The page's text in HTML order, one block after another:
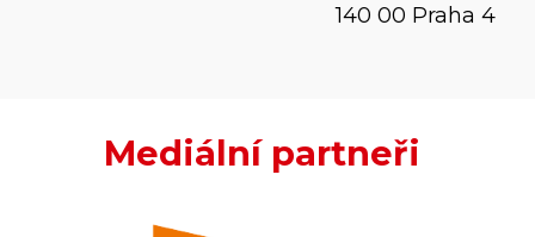
140 00 Praha 4
Mediální partneři